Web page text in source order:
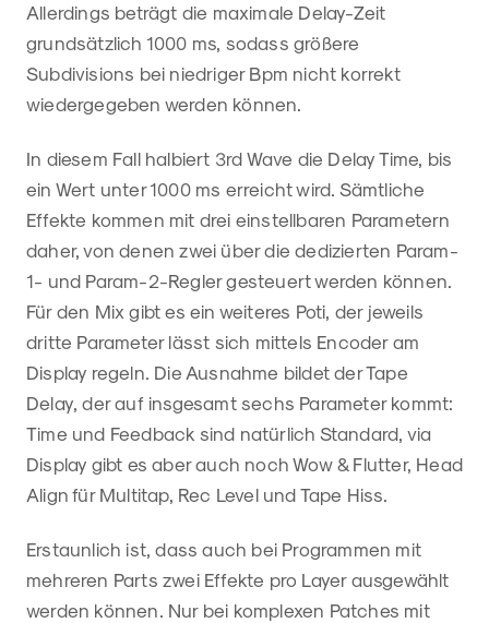
Allerdings beträgt die maximale Delay-Zeit
grundsätzlich 1000 ms, sodass größere
Subdivisions bei niedriger Bpm nicht korrekt
wiedergegeben werden können.
In diesem Fall halbiert 3rd Wave die Delay Time, bis
ein Wert unter 1000 ms erreicht wird. Sämtliche
Effekte kommen mit drei einstellbaren Parametern
daher, von denen zwei über die dedizierten Param-
1- und Param-2-Regler gesteuert werden können.
Für den Mix gibt es ein weiteres Poti, der jeweils
dritte Parameter lässt sich mittels Encoder am
Display regeln. Die Ausnahme bildet der Tape
Delay, der auf insgesamt sechs Parameter kommt:
Time und Feedback sind natürlich Standard, via
Display gibt es aber auch noch Wow & Flutter, Head
Align für Multitap, Rec Level und Tape Hiss.
Erstaunlich ist, dass auch bei Programmen mit
mehreren Parts zwei Effekte pro Layer ausgewählt
werden können. Nur bei komplexen Patches mit